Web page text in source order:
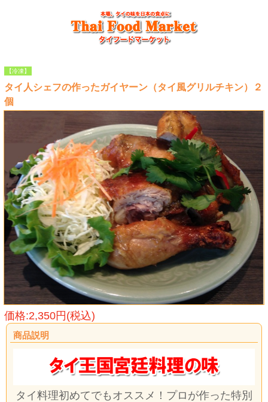
【冷凍】
タイ人シェフの作ったガイヤーン（タイ風グリルチキン）２
個
価格:2,350円(税込)
商品説明
タイ料理初めてでもオススメ！プロが作った特別